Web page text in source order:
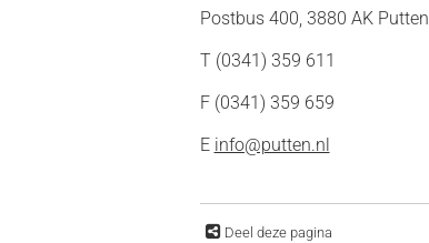
Postbus 400, 3880 AK Putten
T (0341) 359 611
F (0341) 359 659
E info@putten.nl
Deel deze pagina